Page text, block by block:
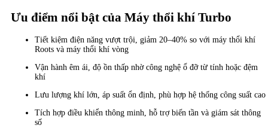
Ưu điểm nổi bật của Máy thổi khí Turbo
Tiết kiệm điện năng vượt trội, giảm 20–40% so với máy thổi khí
Roots và máy thổi khí vòng
Vận hành êm ái, độ ồn thấp nhờ công nghệ ổ đỡ từ tính hoặc đệm
khí
Lưu lượng khí lớn, áp suất ổn định, phù hợp hệ thống công suất cao
Tích hợp điều khiển thông minh, hỗ trợ biến tần và giám sát thông
số